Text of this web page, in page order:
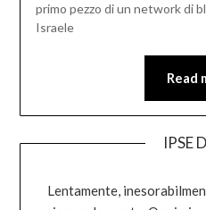
primo pezzo di un network di
Israele
Read
IPSE
Lentamente,